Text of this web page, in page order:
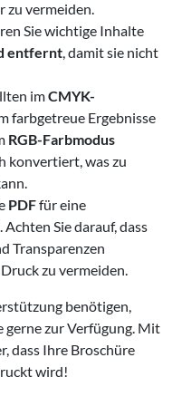
zu vermeiden.
Sie wichtige Inhalte
entfernt , damit sie nicht
imCMYK-
farbgetreue Ergebnisse
RGB-Farbmodus
konvertiert, was zu
PDFfür eine
Sie darauf, dass
Transparenzen
zu vermeiden.
benötigen,
gerne zur Verfügung. Mit
dass Ihre Broschüre
wird!